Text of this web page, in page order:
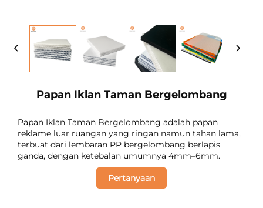
Papan Iklan Taman Bergelombang
Papan Iklan Taman Bergelombang adalah papan
reklame luar ruangan yang ringan namun tahan lama,
terbuat dari lembaran PP bergelombang berlapis
ganda, dengan ketebalan umumnya 4mm–6mm.
Pertanyaan